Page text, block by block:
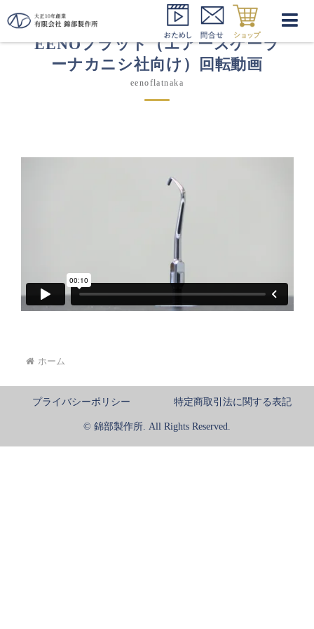
EENOフラット（エアースケーラ
ーナカニシ社向け）回転動画
eenoflatnaka
ホーム
プライバシーポリシー 特定商取引法に関する表記
© 錦部製作所. All Rights Reserved.